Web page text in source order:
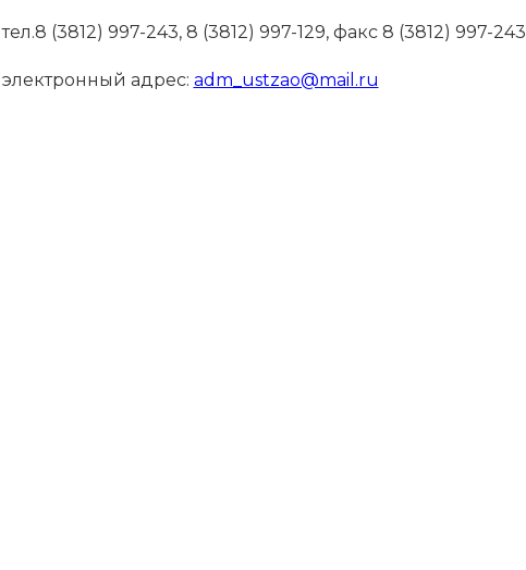
тел.8 (3812) 997-243, 8 (3812) 997-129, факс 8 (3812) 997-243
электронный адрес: adm_ustzao@mail.ru